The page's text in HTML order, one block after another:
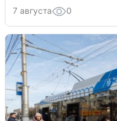
7 августа 0